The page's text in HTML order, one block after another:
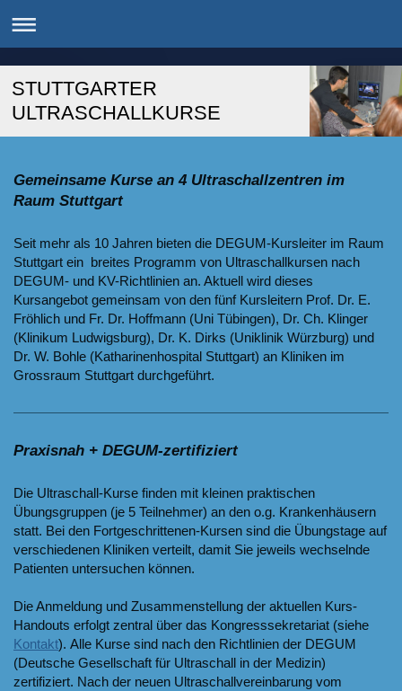
STUTTGARTER
ULTRASCHALLKURSE
Gemeinsame Kurse an 4 Ultraschallzentren im
Raum Stuttgart
Seit mehr als 10 Jahren bieten die DEGUM-Kursleiter im Raum
Stuttgart ein breites Programm von Ultraschallkursen nach
DEGUM- und KV-Richtlinien an. Aktuell wird dieses
Kursangebot gemeinsam von den fünf Kursleitern Prof. Dr. E.
Fröhlich und Fr. Dr. Hoffmann (Uni Tübingen), Dr. Ch. Klinger
(Klinikum Ludwigsburg), Dr. K. Dirks (Uniklinik Würzburg) und
Dr. W. Bohle (Katharinenhospital Stuttgart) an Kliniken im
Grossraum Stuttgart durchgeführt.
Praxisnah + DEGUM-zertifiziert
Die Ultraschall-Kurse finden mit kleinen praktischen
Übungsgruppen (je 5 Teilnehmer) an den o.g. Krankenhäusern
statt. Bei den Fortgeschrittenen-Kursen sind die Übungstage auf
verschiedenen Kliniken verteilt, damit Sie jeweils wechselnde
Patienten untersuchen können.
Die Anmeldung und Zusammenstellung der aktuellen Kurs-
Handouts erfolgt zentral über das Kongresssekretariat (siehe
Kontakt). Alle Kurse sind nach den Richtlinien der DEGUM
(Deutsche Gesellschaft für Ultraschall in der Medizin)
zertifiziert. Nach der neuen Ultraschallvereinbarung vom